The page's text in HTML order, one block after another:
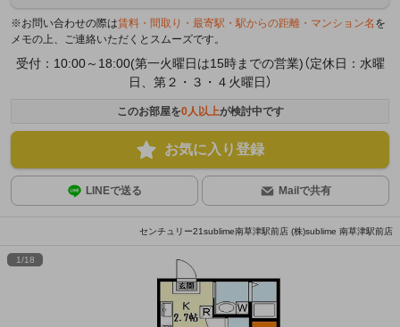
※お問い合わせの際は賃料・間取り・最寄駅・駅からの距離・マンション名 を
メモの上、ご連絡いただくとスムーズです。
受付：10:00～18:00(第一火曜日は15時までの営業)（定休日：水曜
日、第２・３・４火曜日）
このお部屋を0人以上が検討中です
お気に入り登録
LINEで送る Mailで共有
センチュリー21sublime南草津駅前店 (株)sublime 南草津駅前店
1/18